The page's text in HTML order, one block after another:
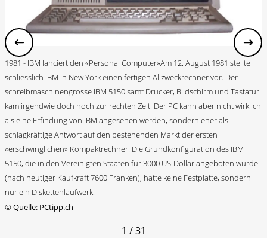
1981 - IBM lanciert den «Personal Computer»Am 12. August 1981 stellte
schliesslich IBM in New York einen fertigen Allzweckrechner vor. Der
schreibmaschinengrosse IBM 5150 samt Drucker, Bildschirm und Tastatur
kam irgendwie doch noch zur rechten Zeit. Der PC kann aber nicht wirklich
als eine Erfindung von IBM angesehen werden, sondern eher als
schlagkräftige Antwort auf den bestehenden Markt der ersten
«erschwinglichen» Kompaktrechner. Die Grundkonfiguration des IBM
5150, die in den Vereinigten Staaten für 3000 US-Dollar angeboten wurde
(nach heutiger Kaufkraft 7600 Franken), hatte keine Festplatte, sondern
nur ein Diskettenlaufwerk.
©Quelle: PCtipp.ch
1 / 31